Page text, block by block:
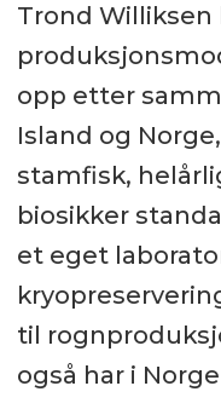
På Island
Genetics
som har 3
sør-
årlig
200
eksporterer
og er en
den
Trond
opp etter
Island og
stamfisk,
biosikker
et eget
til
også har i